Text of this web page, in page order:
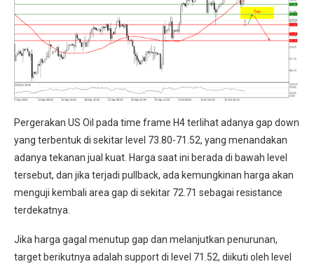
Pergerakan US Oil pada time frame H4 terlihat adanya gap down
yang terbentuk di sekitar level 73.80-71.52, yang menandakan
adanya tekanan jual kuat. Harga saat ini berada di bawah level
tersebut, dan jika terjadi pullback, ada kemungkinan harga akan
menguji kembali area gap di sekitar 72.71 sebagai resistance
terdekatnya.
Jika harga gagal menutup gap dan melanjutkan penurunan,
target berikutnya adalah support di level 71.52, diikuti oleh level